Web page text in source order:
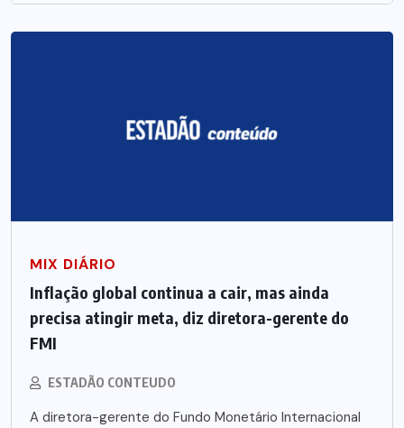
MIX DIÁRIO
Inflação global continua a cair, mas ainda
precisa atingir meta, diz diretora-gerente do
FMI
ESTADÃO CONTEUDO
A diretora-gerente do Fundo Monetário Internacional